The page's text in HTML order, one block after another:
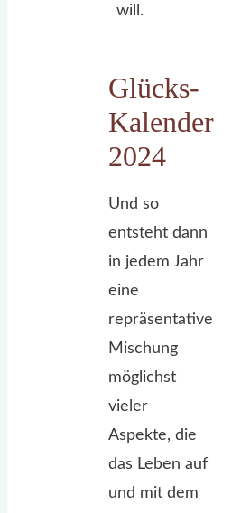
will.
Glücks-
Kalender
2024
Und so
entsteht dann
in jedem Jahr
eine
repräsentative
Mischung
möglichst
vieler
Aspekte, die
das Leben auf
und mit dem